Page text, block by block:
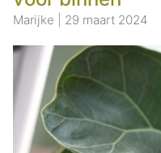
Marijke 29 maart 2024